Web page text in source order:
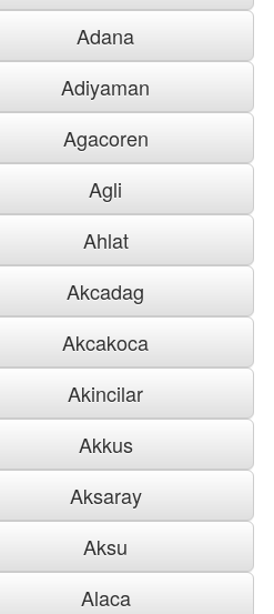
Adana
Adiyaman
Agacoren
Agli
Ahlat
Akcadag
Akcakoca
Akincilar
Akkus
Aksaray
Aksu
Alaca